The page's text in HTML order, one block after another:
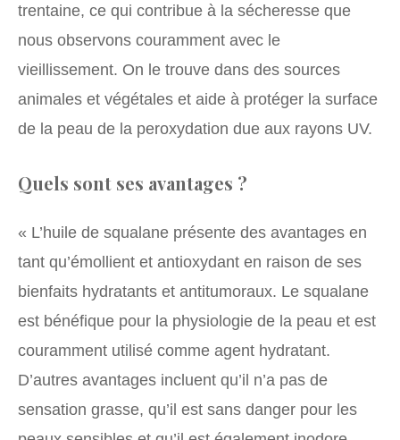
trentaine, ce qui contribue à la sécheresse que
nous observons couramment avec le
vieillissement. On le trouve dans des sources
animales et végétales et aide à protéger la surface
de la peau de la peroxydation due aux rayons UV.
Quels sont ses avantages ?
« L’huile de squalane présente des avantages en
tant qu’émollient et antioxydant en raison de ses
bienfaits hydratants et antitumoraux. Le squalane
est bénéfique pour la physiologie de la peau et est
couramment utilisé comme agent hydratant.
D’autres avantages incluent qu’il n’a pas de
sensation grasse, qu’il est sans danger pour les